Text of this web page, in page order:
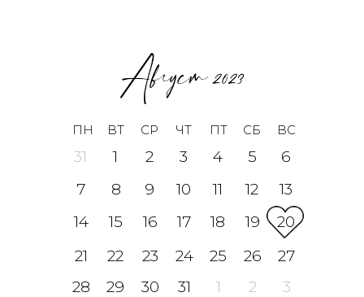
13
6
28
12
29
5
ВС
СБ
ЧТ
СР
ВТ
1
31
31
20
1
7
30
9 10 11
27
14 15 16 17
18
26
3
21 22 23 24
25
2
2 3
4
8
19
ПН ПТ